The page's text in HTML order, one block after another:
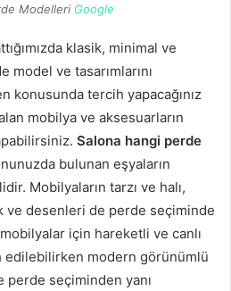
Modelleri Google
klasik, minimal ve
ve tasarımlarını
konusunda tercih yapacağınız
mobilya ve aksesuarların
Salona hangi perde
bulunan eşyaların
Mobilyaların tarzı ve halı,
ve desenleri de perde seçiminde
için hareketli ve canlı
modern görünümlü
perde seçiminden yanı